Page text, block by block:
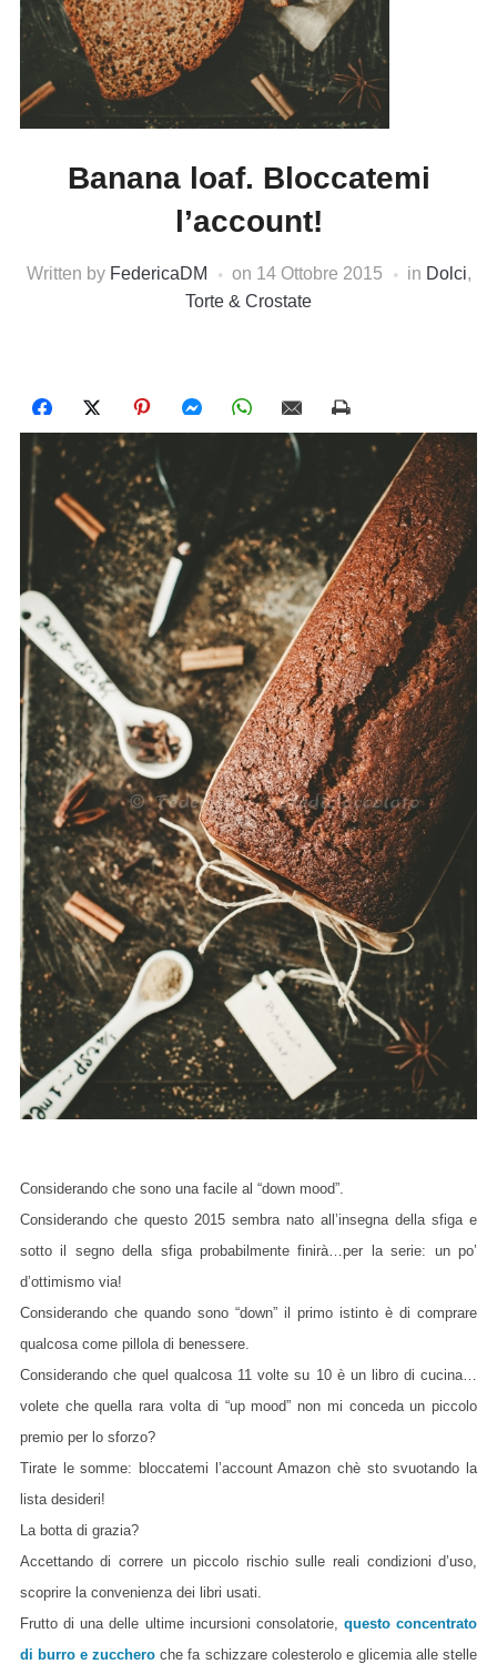
Banana loaf. Bloccatemi
l’account!
Written by FedericaDM on 14 Ottobre 2015 in Dolci,
Torte & Crostate
Considerando che sono una facile al “down mood”.
Considerando che questo 2015 sembra nato all’insegna della sfiga e
sotto il segno della sfiga probabilmente finirà…per la serie: un po’
d’ottimismo via!
Considerando che quando sono “down” il primo istinto è di comprare
qualcosa come pillola di benessere.
Considerando che quel qualcosa 11 volte su 10 è un libro di cucina…
volete che quella rara volta di “up mood” non mi conceda un piccolo
premio per lo sforzo?
Tirate le somme: bloccatemi l’account Amazon chè sto svuotando la
lista desideri!
La botta di grazia?
Accettando di correre un piccolo rischio sulle reali condizioni d’uso,
scoprire la convenienza dei libri usati.
Frutto di una delle ultime incursioni consolatorie, questo concentrato
di burro e zuccheroche fa schizzare colesterolo e glicemia alle stelle